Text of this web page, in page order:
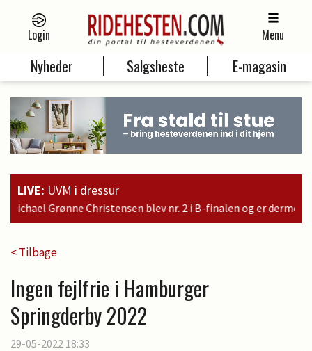
Login Menu
Nyheder Salgsheste E-magasin
LIVE: UVM i dressur
nr. 2 i B-finalen og er dermed kvalificeret til søndagens finale
< Tilbage
Ingen fejlfrie i Hamburger
Springderby 2022
29-05-2022 18:33